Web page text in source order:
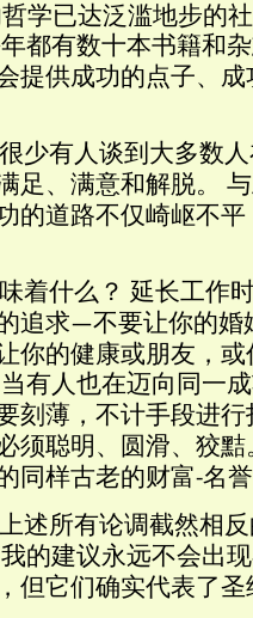
哲学已达泛滥地步的
都有数十本书籍和
提供成功的点子、 成
少有人谈到大多数
足、满意和解脱。
的道路不仅崎岖不平
着什么 ？ 延长工作
追求—不要让你的婚
你的健康或朋友 ， 或
当有人也在迈向同一
刻薄 ， 不计手段进行
须聪明、圆滑、 狡黠
同样古老的财富-名誉
述所有论调截然相
我的建议永远不会出
但它们确实代表了